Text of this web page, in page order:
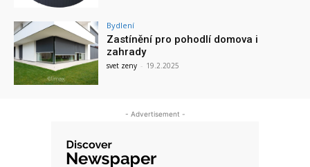
Bydlení
Zastínění pro pohodlí domova i
zahrady
svet zeny - 19.2.2025
- Advertisement -